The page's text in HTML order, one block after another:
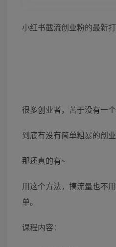
小红书截流创业粉的最新
很多创业者，苦于没有一
到底有没有简单粗暴的创
那还真的有~
用这个方法，搞流量也不
单。
课程内容：